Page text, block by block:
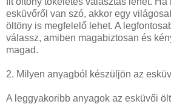
esküvőről van szó, akkor egy
öltöny is megfelelő lehet. A
válassz, amiben magabiztosan és
magad.
2. Milyen anyagból készüljön az
A leggyakoribb anyagok az esküvői